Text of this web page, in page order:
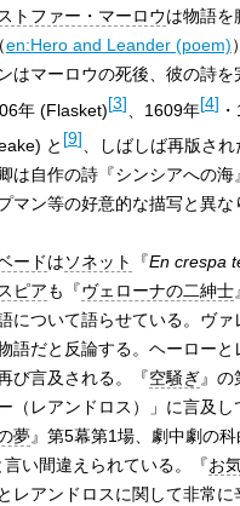
トファー・マーロウは物語を
en:Hero and Leander (poem)
はマーロウの死後、彼の詩
年 (Flasket)[3] 、1609年[4]
と [9] 、しばしば再版され
は自作の詩『シンシアへの海
マン等の好意的な描写と異
ードはソネット 『En crespa
ピアも『ヴェローナの二紳士
について語らせている。ヴ
語だと反論する。ヘーロー
び言及される。『空騒ぎ』の
（レアンドロス）」に言及
夢』第5幕第1場、劇中劇の
い間違えられている。『お
レアンドロスに関して非常に